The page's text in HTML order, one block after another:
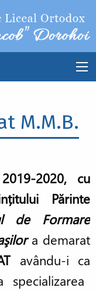
M.M.B.
2019-2020, cu
Părinte
de Formare
a demarat
avându-i ca
specializarea